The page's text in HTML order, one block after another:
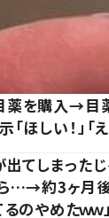
薬を購入→目
しい！」「え
てしまった
…→約3ヶ月後
るのやめたｗｗ